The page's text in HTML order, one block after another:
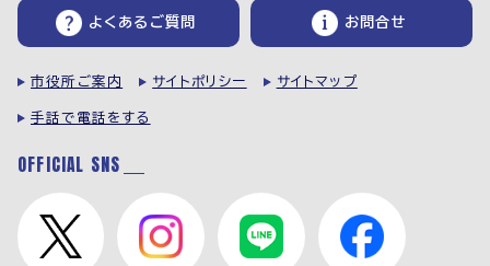
よくあるご質問 お問合せ
市役所ご案内 サイトポリシー サイトマップ
手話で電話をする
OFFICIAL SNS